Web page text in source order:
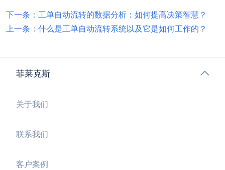
下一条：工单自动流转的数据分析：如何提高决策智慧？
上一条：什么是工单自动流转系统以及它是如何工作的？
菲莱克斯
关于我们
联系我们
客户案例